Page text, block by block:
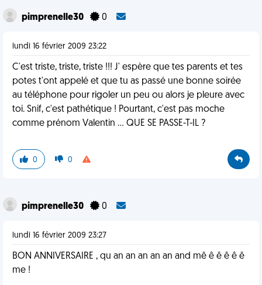
pimprenelle30 0
lundi 16 février 2009 23:22
C'est triste, triste, triste !!! J' espère que tes parents et tes
potes t'ont appelé et que tu as passé une bonne soirée
au téléphone pour rigoler un peu ou alors je pleure avec
toi. Snif, c'est pathétique ! Pourtant, c'est pas moche
comme prénom Valentin ... QUE SE PASSE-T-IL ?
0 0
pimprenelle30 0
lundi 16 février 2009 23:27
BON ANNIVERSAIRE , qu an an an an an and mê ê ê ê ê ê
me !